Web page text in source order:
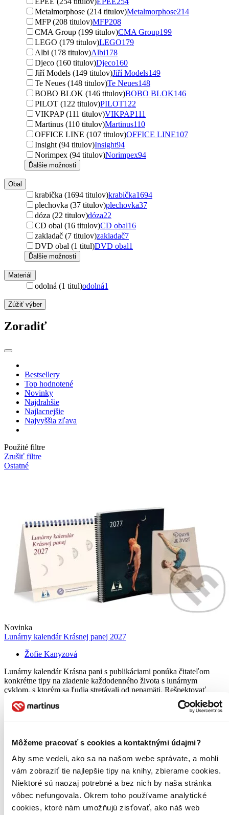
Môžeme pracovať s cookies a kontaktnými údajmi?
Aby sme vedeli, ako sa na našom webe správate, a mohli
vám zobraziť tie najlepšie tipy na knihy, zbierame cookies.
Niektoré sú naozaj potrebné a bez nich by naša stránka
vôbec nefungovala. Okrem toho používame analytické
cookies, ktoré nám umožňujú zisťovať, ako náš web
Metalmorphose (214 titulov)Metalmorphose214
MFP (208 titulov)MFP208
CMA Group (199 titulov)CMA Group199
LEGO (179 titulov)LEGO179
Albi (178 titulov)Albi178
Djeco (160 titulov)Djeco160
Jiří Models (149 titulov)Jiří Models149
Te Neues (148 titulov)Te Neues148
BOBO BLOK (146 titulov)BOBO BLOK146
PILOT (122 titulov)PILOT122
VIKPAP (111 titulov)VIKPAP111
Martinus (110 titulov)Martinus110
OFFICE LINE (107 titulov)OFFICE LINE107
Insight (94 titulov)Insight94
Norimpex (94 titulov)Norimpex94
Ďalšie možnosti
Obal
krabička (1694 titulov)krabička1694
plechovka (37 titulov)plechovka37
dóza (22 titulov)dóza22
CD obal (16 titulov)CD obal16
zakladač (7 titulov)zakladač7
DVD obal (1 titul)DVD obal1
Ďalšie možnosti
Materiál
odolná (1 titul)odolná1
Zúžiť výber
Zoradiť
Bestsellery
Top hodnotené
Novinky
Najdrahšie
Najlacnejšie
Najvyššia zľava
Použité filtre
Zrušiť filtre
Ostatné
Novinka
Lunárny kalendár Krásnej panej 2027
Žofie Kanyzová
Lunárny kalendár Krásna pani s publikáciami ponúka čitateľom
konkrétne tipy na zladenie každodenného života s lunárnym
cyklom, s ktorým sa ľudia stretávali od nepamäti. Rešpektovať
prírodu a jej cykly pomáha udržať telo v dobrej fyzickej aj
duševnej...
Predobjednávka,
Dodávatelia, distribútori a ďalší usilovní ľudia intenzívne
pracujú na tom, aby ste si už onedlho mohli užiť tento titul. K
dispozícii by mal byť 16. 10. 2026. Po dodaní posielame do
Pridať do zoznamu
Vložiť do košíka